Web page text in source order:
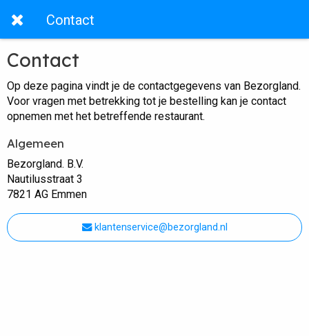
Contact
Contact
Op deze pagina vindt je de contactgegevens van Bezorgland.
Voor vragen met betrekking tot je bestelling kan je contact
opnemen met het betreffende restaurant.
Algemeen
Bezorgland. B.V.
Nautilusstraat 3
7821 AG Emmen
klantenservice@bezorgland.nl